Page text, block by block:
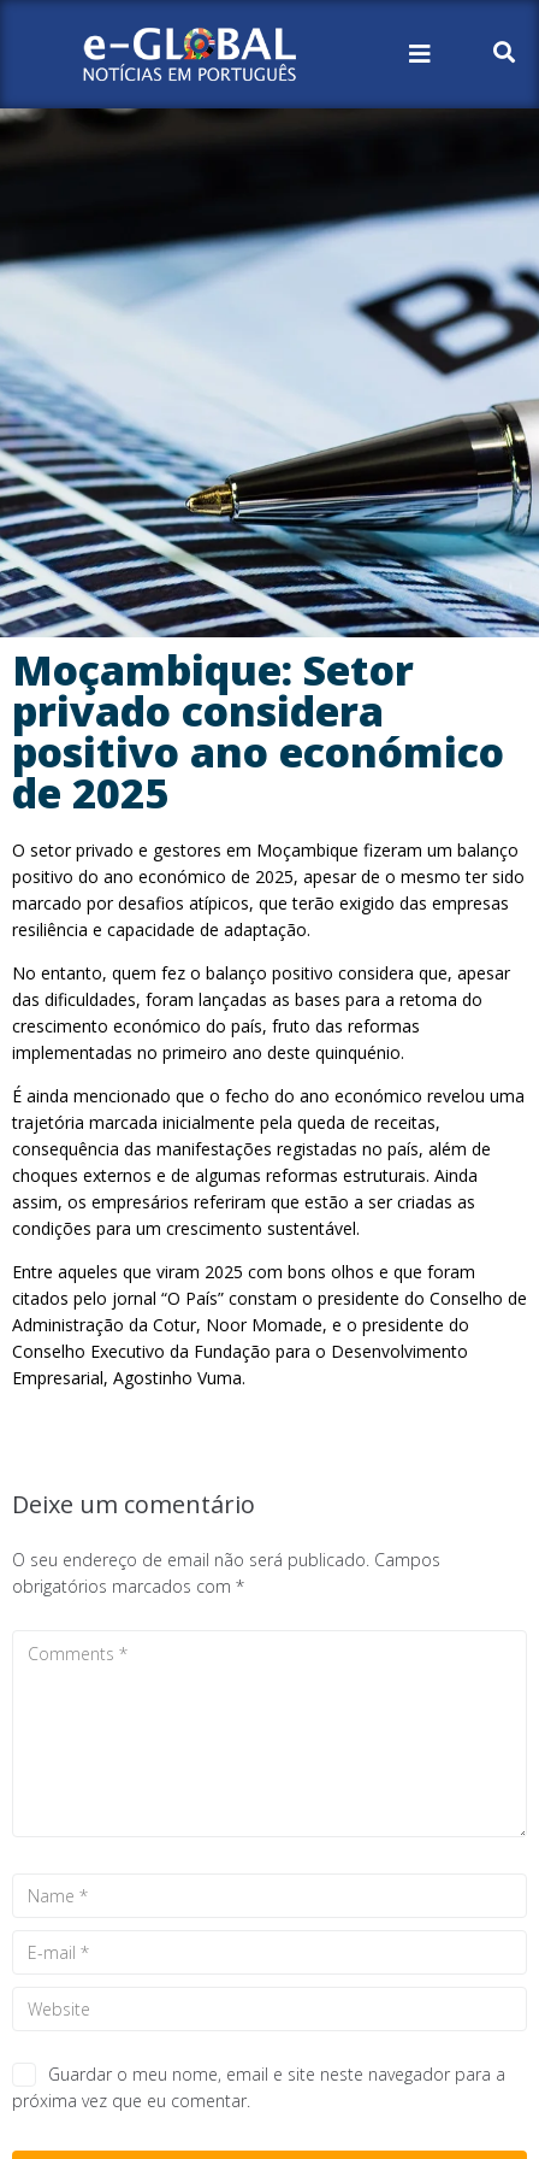
Moçambique: Setor
privado considera
positivo ano económico
de 2025
O setor privado e gestores em Moçambique fizeram um balanço
positivo do ano económico de 2025, apesar de o mesmo ter sido
marcado por desafios atípicos, que terão exigido das empresas
resiliência e capacidade de adaptação.
No entanto, quem fez o balanço positivo considera que, apesar
das dificuldades, foram lançadas as bases para a retoma do
crescimento económico do país, fruto das reformas
implementadas no primeiro ano deste quinquénio.
É ainda mencionado que o fecho do ano económico revelou uma
trajetória marcada inicialmente pela queda de receitas,
consequência das manifestações registadas no país, além de
choques externos e de algumas reformas estruturais. Ainda
assim, os empresários referiram que estão a ser criadas as
condições para um crescimento sustentável.
Entre aqueles que viram 2025 com bons olhos e que foram
citados pelo jornal “O País” constam o presidente do Conselho de
Administração da Cotur, Noor Momade, e o presidente do
Conselho Executivo da Fundação para o Desenvolvimento
Empresarial, Agostinho Vuma.
Deixe um comentário
O seu endereço de email não será publicado. Campos
obrigatórios marcados com *
Guardar o meu nome, email e site neste navegador para a
próxima vez que eu comentar.